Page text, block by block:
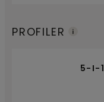
PROFILER
5-I-1